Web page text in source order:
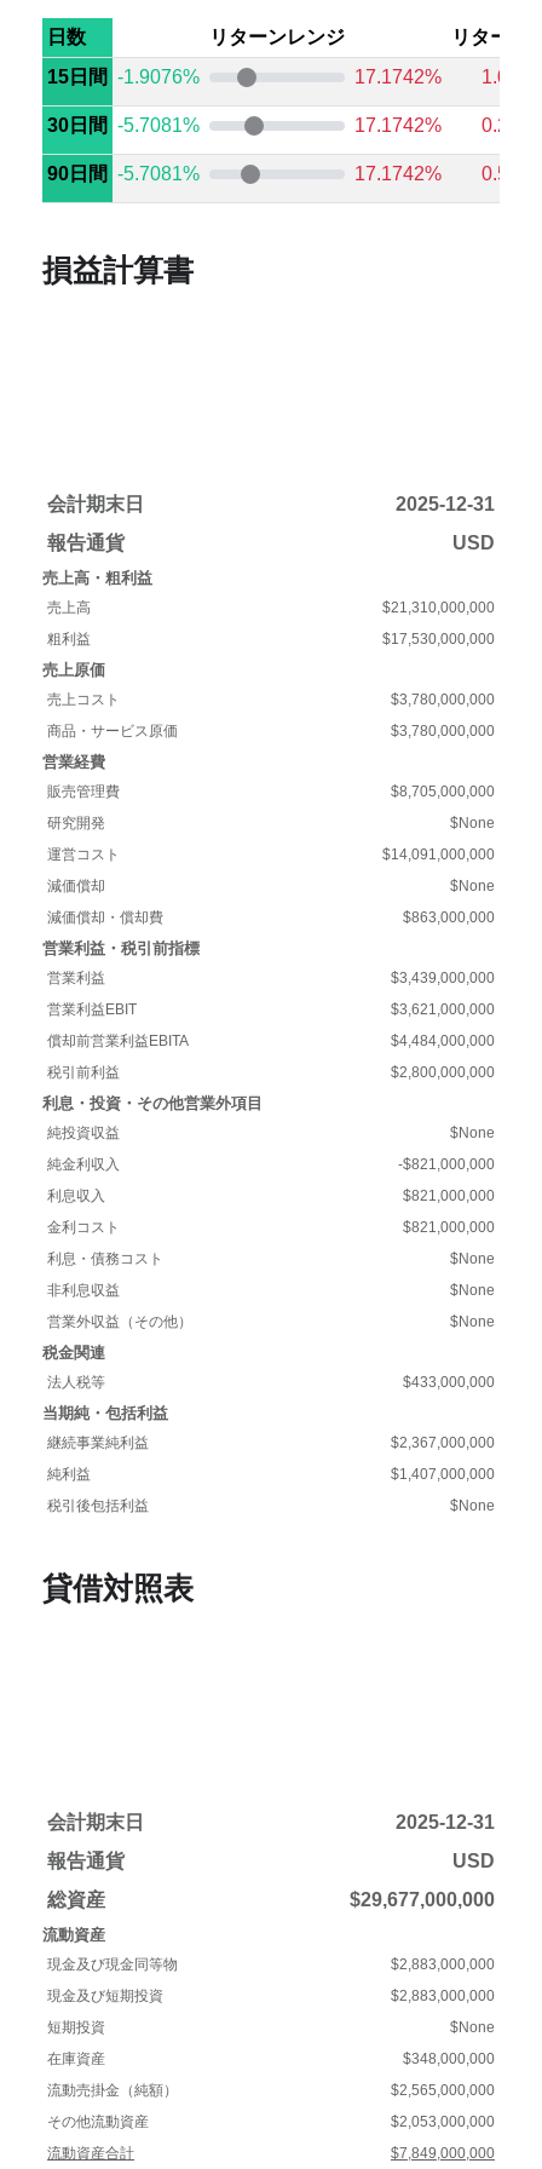
日数 リターンレンジ
リターン
15日間 -1.9076% 17.1742%
30日間 -5.7081% 17.1742%
90日間 -5.7081% 17.1742%
損益計算書
会計期末日
2025-12-31
報告通貨
USD
売上高・粗利益
売上高
$21,310,000,000
粗利益
$17,530,000,000
売上原価
売上コスト
$3,780,000,000
商品・サービス原価
$3,780,000,000
営業経費
販売管理費
$8,705,000,000
研究開発
$None
運営コスト
$14,091,000,000
減価償却
$None
減価償却・償却費
$863,000,000
営業利益・税引前指標
営業利益
$3,439,000,000
営業利益EBIT
$3,621,000,000
償却前営業利益EBITA
$4,484,000,000
税引前利益
$2,800,000,000
利息・投資・その他営業外項目
純投資収益
$None
純金利収入
-$821,000,000
利息収入
$821,000,000
金利コスト
$821,000,000
利息・債務コスト
$None
非利息収益
$None
営業外収益（その他）
$None
税金関連
法人税等 $433,000,000
当期純・包括利益
継続事業純利益
$2,367,000,000
純利益
$1,407,000,000
税引後包括利益
$None
貸借対照表
会計期末日
2025-12-31
報告通貨
USD
総資産
$29,677,000,000
流動資産
現金及び現金同等物
$2,883,000,000
現金及び短期投資
$2,883,000,000
短期投資
$None
在庫資産
$348,000,000
流動売掛金（純額）
$2,565,000,000
その他流動資産
$2,053,000,000
流動資産合計
$7,849,000,000